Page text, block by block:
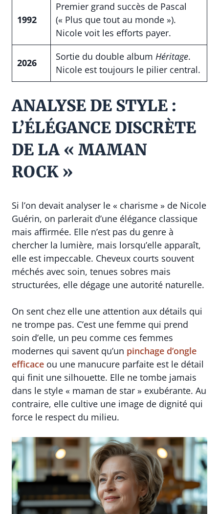
1992
Premier grand succès de Pascal
(« Plus que tout au monde »).
Nicole voit les efforts payer.
2026
Sortie du double album Héritage.
Nicole est toujours le pilier central.
ANALYSE DE STYLE :
L’ÉLÉGANCE DISCRÈTE
DE LA « MAMAN
ROCK »
Si l’on devait analyser le « charisme » de Nicole
Guérin, on parlerait d’une élégance classique
mais affirmée. Elle n’est pas du genre à
chercher la lumière, mais lorsqu’elle apparaît,
elle est impeccable. Cheveux courts souvent
méchés avec soin, tenues sobres mais
structurées, elle dégage une autorité naturelle.
On sent chez elle une attention aux détails qui
ne trompe pas. C’est une femme qui prend
soin d’elle, un peu comme ces femmes
modernes qui savent qu’un pinchage d’ongle
efficace ou une manucure parfaite est le détail
qui finit une silhouette. Elle ne tombe jamais
dans le style « maman de star » exubérante. Au
contraire, elle cultive une image de dignité qui
force le respect du milieu.